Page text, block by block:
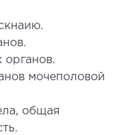
органов.
мочеполовой
общая